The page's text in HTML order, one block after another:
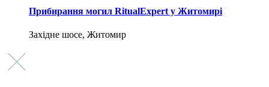
Прибирання могил RitualExpert у Житомирі
Західне шосе, Житомир